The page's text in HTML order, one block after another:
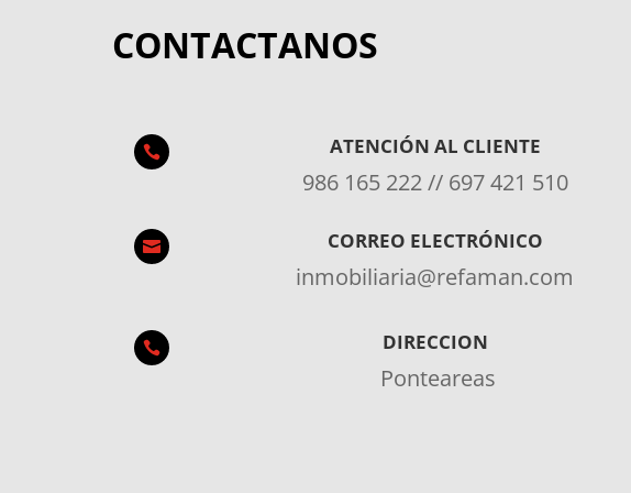
CONTACTANOS
 ATENCIÓN AL CLIENTE
986 165 222 // 697 421 510
 CORREO ELECTRÓNICO
inmobiliaria@refaman.com
 DIRECCION
Ponteareas